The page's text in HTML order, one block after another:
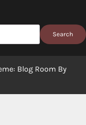
Search
Blog Room By